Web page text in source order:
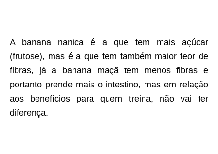
A banana nanica é a que tem mais açúcar
(frutose), mas é a que tem também maior teor de
fibras, já a banana maçã tem menos fibras e
portanto prende mais o intestino, mas em relação
aos benefícios para quem treina, não vai ter
diferença.